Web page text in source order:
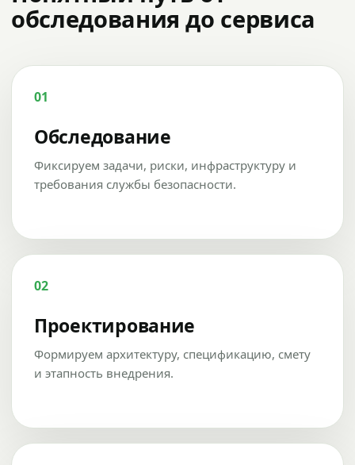
обследования до сервиса
01
Обследование
Фиксируем задачи, риски, инфраструктуру и
требования службы безопасности.
02
Проектирование
Формируем архитектуру, спецификацию, смету
и этапность внедрения.